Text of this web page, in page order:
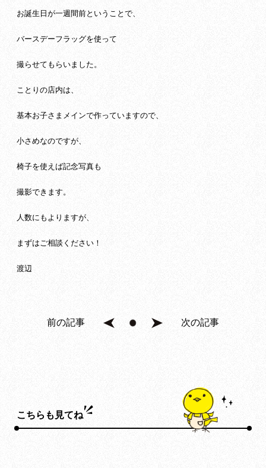
お誕生日が一週間前ということで、
バースデーフラッグを使って
撮らせてもらいました。
ことりの店内は、
基本お子さまメインで作っていますので、
小さめなのですが、
椅子を使えば記念写真も
撮影できます。
人数にもよりますが、
まずはご相談ください！
渡辺
前の記事 次の記事
こちらも見てね